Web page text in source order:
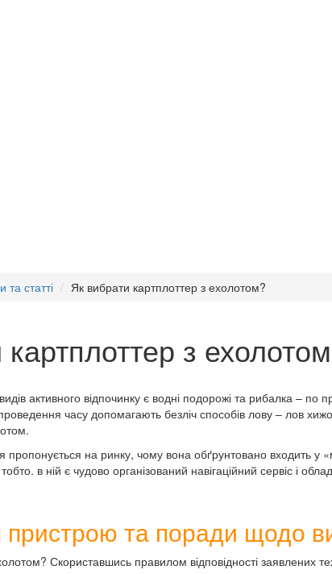
та статті Як вибрати картплоттер з ехолотом?
з
активного відпочинку є водні подорожі та рибалка –
часу допомагають безліч способів лову – лов
пропонується на ринку, чому вона обґрунтовано входить
тобто. в ній є чудово організований навігаційний сервіс і
пристрою та поради щодо
Скориставшись правилом відповідності заявлених